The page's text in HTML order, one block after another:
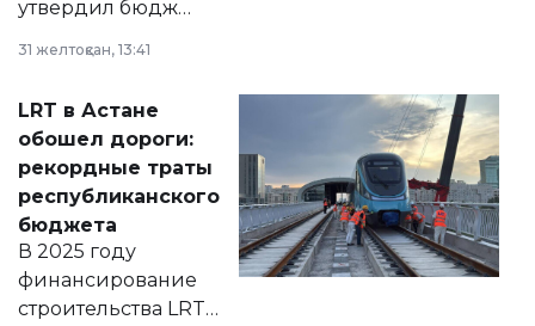
утвердил бюджет
2028 годы.
документ
появился в базе
нормативных
правовых актов и
на сайте маслихат
города.
31 желтоқсан, 13:41
LRT в Астане
обошел дороги:
рекордные траты
республиканского
бюджета
В 2025 году
финансирование
строительства LRT